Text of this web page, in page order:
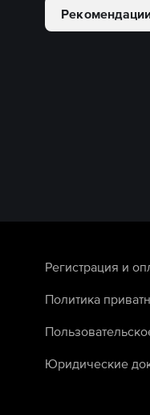
Регистрация и
Политика
Юридические